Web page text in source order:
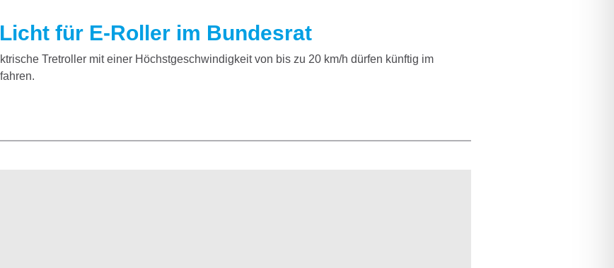
für E-Roller im Bundesrat
Tretroller mit einer Höchstgeschwindigkeit von bis zu 20 km/h dürfen künftig im